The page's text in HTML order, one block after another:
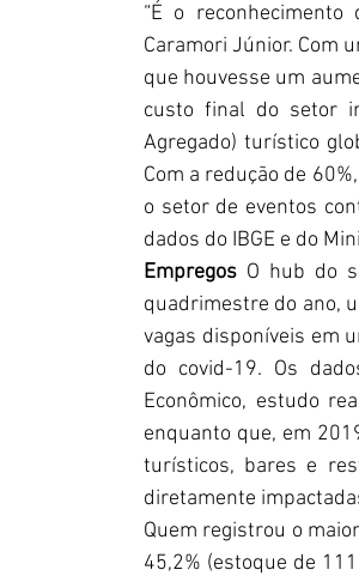
“É o
Caramori Júnior. Com
que houvesse um
custo final do setor
Agregado) turístico
Com a redução de
o setor de eventos
dados do IBGE e do
Empregos O hub do
quadrimestre do ano,
vagas disponíveis em
do covid-19. Os
Econômico, estudo
enquanto que, em
turísticos, bares e
diretamente
Quem registrou o
45,2% (estoque de